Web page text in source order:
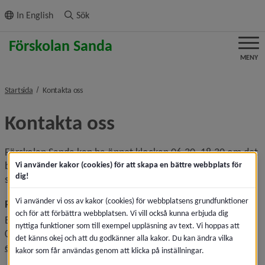
innehållet
In English Sök
MENY
Startsida Kontakta ossnivå i brödsmulenavigeringen
Kontakta oss
Förskolan Sanda kan ha öppet klockan 06.30–18.30 om det
behövs. Just nu har vi öppet klockan 06.30–17.30. Om du
som vårdnadshavare har andra behov, kontakta rektor.
Rektor
Eva Eriksson
070-625 80 04
eva.eriksson.2@umea.se
Vi använder kakor (cookies) för att skapa en bättre webbplats för
dig!
Vi använder vi oss av kakor (cookies) för webbplatsens grundfunktioner
och för att förbättra webbplatsen. Vi vill också kunna erbjuda dig
nyttiga funktioner som till exempel uppläsning av text. Vi hoppas att
det känns okej och att du godkänner alla kakor. Du kan ändra vilka
kakor som får användas genom att klicka på inställningar.